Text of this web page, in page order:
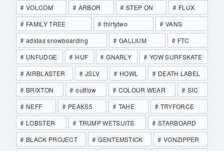
VOLCOM
ARBOR STEP ON
FLUX
FAMILY TREE
thirtytwo
VANS
adidas snowboarding
GALLIUM
FTC
UNFUDGE
HUF GNARLY
YOW SURFSKATE
AIRBLASTER
JSLV HOWL
DEATH LABEL
BRIXTON
outflow COLOUR WEAR
SIC
NEFF
PEAKS5 TAHE
TRYFORCE
LOBSTER
TRUMP WETSUITS
STARBOARD
BLACK PROJECT
GENTEMSTICK
VONZIPPER